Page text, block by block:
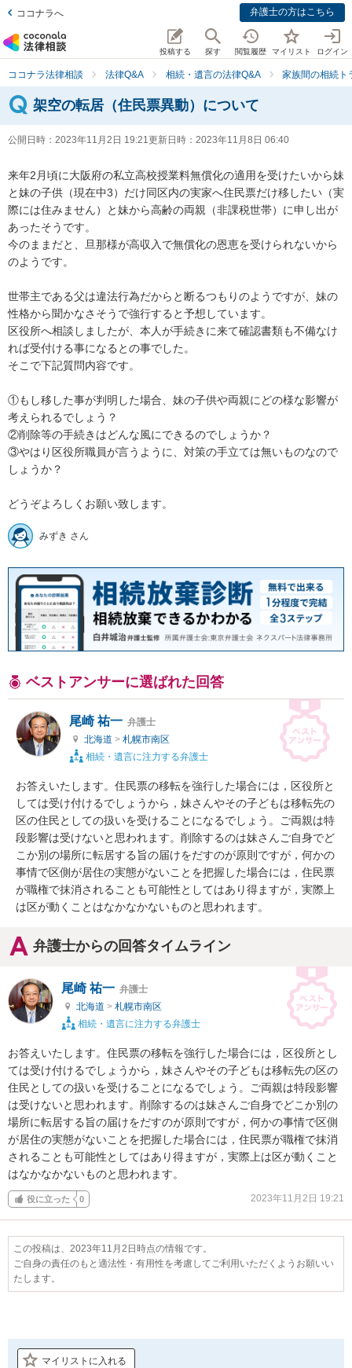
ココナラへ 弁護士の方はこちら
投稿する 探す 閲覧履歴 マイリスト ログイン
ココナラ法律相談 法律Q&A 相続・遺言の法律Q&A 家族間の相続ト
架空の転居（住民票異動）について
公開日時： 2023年11月2日 19:21更新日時： 2023年11月8日 06:40
来年2月頃に大阪府の私立高校授業料無償化の適用を受けたいから妹
と妹の子供（現在中3）だけ同区内の実家へ住民票だけ移したい（実
際には住みません）と妹から高齢の両親（非課税世帯）に申し出が
あったそうです。
今のままだと、旦那様が高収入で無償化の恩恵を受けられないから
のようです。
世帯主である父は違法行為だからと断るつもりのようですが、妹の
性格から聞かなさそうで強行すると予想しています。
区役所へ相談しましたが、本人が手続きに来て確認書類も不備なけ
れば受付ける事になるとの事でした。
そこで下記質問内容です。
①もし移した事が判明した場合、妹の子供や両親にどの様な影響が
考えられるでしょう？
②削除等の手続きはどんな風にできるのでしょうか？
③やはり区役所職員が言うように、対策の手立ては無いものなので
しょうか？
どうぞよろしくお願い致します。
みずき さん
ベストアンサーに選ばれた回答
尾崎 祐一 弁護士
北海道 > 札幌市南区
相続・遺言に注力する弁護士
お答えいたします。住民票の移転を強行した場合には，区役所と
しては受け付けるでしょうから，妹さんやその子どもは移転先の
区の住民としての扱いを受けることになるでしょう。ご両親は特
段影響は受けないと思われます。削除するのは妹さんご自身でど
こか別の場所に転居する旨の届けをだすのが原則ですが，何かの
事情で区側が居住の実態がないことを把握した場合には，住民票
が職権で抹消されることも可能性としてはあり得ますが，実際上
は区が動くことはなかなかないものと思われます。
弁護士からの回答タイムライン
尾崎 祐一 弁護士
北海道 > 札幌市南区
相続・遺言に注力する弁護士
お答えいたします。住民票の移転を強行した場合には，区役所とし
ては受け付けるでしょうから，妹さんやその子どもは移転先の区の
住民としての扱いを受けることになるでしょう。ご両親は特段影響
は受けないと思われます。削除するのは妹さんご自身でどこか別の
場所に転居する旨の届けをだすのが原則ですが，何かの事情で区側
が居住の実態がないことを把握した場合には，住民票が職権で抹消
されることも可能性としてはあり得ますが，実際上は区が動くこと
はなかなかないものと思われます。
役に立った 0 2023年11月2日 19:21
この投稿は、2023年11月2日時点の情報です。
ご自身の責任のもと適法性・有用性を考慮してご利用いただくようお願いい
たします。
マイリストに入れる